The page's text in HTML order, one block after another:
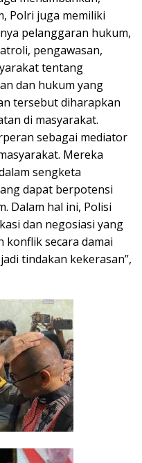
Polri juga memiliki
pelanggaran hukum,
pengawasan,
tentang
dan hukum yang
tersebut diharapkan
di masyarakat.
sebagai mediator
Mereka
sengketa
dapat berpotensi
Dalam hal ini, Polisi
dan negosiasi yang
konflik secara damai
tindakan kekerasan”,